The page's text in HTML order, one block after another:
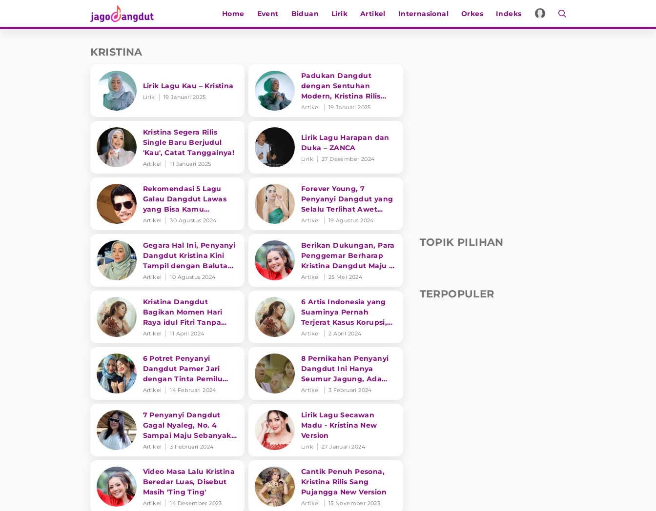
Home Event Biduan Lirik Artikel Internasional Orkes Indeks
KRISTINA
Lirik Lagu Kau – Kristina
Lirik 19 Januari 2025
Padukan Dangdut
dengan Sentuhan
Modern, Kristina Rilis
Single ‘Kau’
Artikel 19 Januari 2025
Kristina Segera Rilis
Single Baru Berjudul
'Kau', Catat Tanggalnya!
Artikel 11 Januari 2025
Lirik Lagu Harapan dan
Duka – ZANCA
Lirik 27 Desember 2024
Rekomendasi 5 Lagu
Galau Dangdut Lawas
yang Bisa Kamu
Dengarkan!
Artikel 30 Agustus 2024
Forever Young, 7
Penyanyi Dangdut yang
Selalu Terlihat Awet
Muda
Artikel 19 Agustus 2024
Gegara Hal Ini, Penyanyi
Dangdut Kristina Kini
Tampil dengan Balutan
Hijab
Artikel 10 Agustus 2024
Berikan Dukungan, Para
Penggemar Berharap
Kristina Dangdut Maju di
Pilkada 2024 Pemalang
Artikel 25 Mei 2024
Kristina Dangdut
Bagikan Momen Hari
Raya idul Fitri Tanpa
Sang Ibu
Artikel 11 April 2024
6 Artis Indonesia yang
Suaminya Pernah
Terjerat Kasus Korupsi,
Paling Banyak Penyanyi
Artikel 2 April 2024
6 Potret Penyanyi
Dangdut Pamer Jari
dengan Tinta Pemilu
2024, Happy Asmara
Artikel 14 Februari 2024
8 Pernikahan Penyanyi
Dangdut Ini Hanya
Seumur Jagung, Ada
yang Sampai 20 Hari
Artikel 3 Februari 2024
7 Penyanyi Dangdut
Gagal Nyaleg, No. 4
Sampai Maju Sebanyak 3
Kali
Artikel 3 Februari 2024
Lirik Lagu Secawan
Madu - Kristina New
Version
Lirik 27 Januari 2024
Video Masa Lalu Kristina
Beredar Luas, Disebut
Masih 'Ting Ting'
Artikel 14 Desember 2023
Cantik Penuh Pesona,
Kristina Rilis Sang
Pujangga New Version
Artikel 15 November 2023
TOPIK PILIHAN
TERPOPULER